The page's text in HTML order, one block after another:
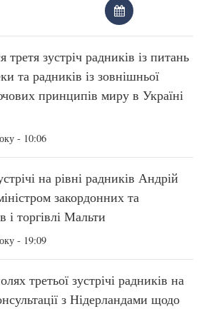
третя зустріч радників із питань
та радників із зовнішньої
принципів миру в Україні
- 10:06
на рівні радників Андрій
закордонних та
і торгівлі Мальти
- 19:09
третьої зустрічі радників на
з Нідерландами щодо